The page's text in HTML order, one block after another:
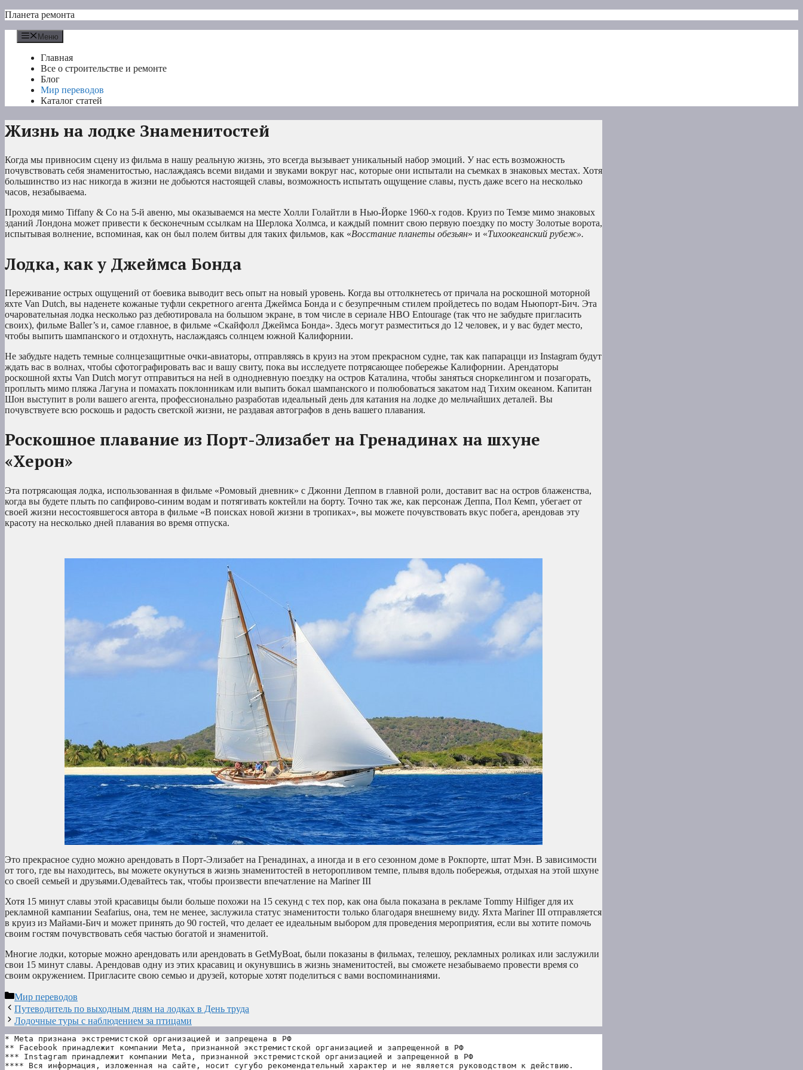
Перейти
содержимому
Планета ремонта
Меню
Главная
Все о строительстве и ремонте
Блог
Мир переводов
Каталог статей
Жизнь на лодке Знаменитостей
Когда мы привносим сцену из фильма в нашу реальную жизнь, это всегда вызывает уникальный набор эмоций. У нас есть возможность
почувствовать себя знаменитостью, наслаждаясь всеми видами и звуками вокруг нас, которые они испытали на съемках в знаковых местах. Хотя
большинство из нас никогда в жизни не добьются настоящей славы, возможность испытать ощущение славы, пусть даже всего на несколько
часов, незабываема.
Проходя мимо Tiffany & Co на 5-й авеню, мы оказываемся на месте Холли Голайтли в Нью-Йорке 1960-х годов. Круиз по Темзе мимо знаковых
зданий Лондона может привести к бесконечным ссылкам на Шерлока Холмса, и каждый помнит свою первую поездку по мосту Золотые ворота,
испытывая волнение, вспоминая, как он был полем битвы для таких фильмов, как «Восстание планеты обезьян» и «Тихоокеанский рубеж».
Лодка, как у Джеймса Бонда
Переживание острых ощущений от боевика выводит весь опыт на новый уровень. Когда вы оттолкнетесь от причала на роскошной моторной
яхте Van Dutch, вы наденете кожаные туфли секретного агента Джеймса Бонда и с безупречным стилем пройдетесь по водам Ньюпорт-Бич. Эта
очаровательная лодка несколько раз дебютировала на большом экране, в том числе в сериале HBO Entourage (так что не забудьте пригласить
своих), фильме Baller’s и, самое главное, в фильме «Скайфолл Джеймса Бонда». Здесь могут разместиться до 12 человек, и у вас будет место,
чтобы выпить шампанского и отдохнуть, наслаждаясь солнцем южной Калифорнии.
Не забудьте надеть темные солнцезащитные очки-авиаторы, отправляясь в круиз на этом прекрасном судне, так как папарацци из Instagram будут
ждать вас в волнах, чтобы сфотографировать вас и вашу свиту, пока вы исследуете потрясающее побережье Калифорнии. Арендаторы
роскошной яхты Van Dutch могут отправиться на ней в однодневную поездку на остров Каталина, чтобы заняться сноркелингом и позагорать,
проплыть мимо пляжа Лагуна и помахать поклонникам или выпить бокал шампанского и полюбоваться закатом над Тихим океаном. Капитан
Шон выступит в роли вашего агента, профессионально разработав идеальный день для катания на лодке до мельчайших деталей. Вы
почувствуете всю роскошь и радость светской жизни, не раздавая автографов в день вашего плавания.
Роскошное плавание из Порт-Элизабет на Гренадинах на шхуне
«Херон»
Эта потрясающая лодка, использованная в фильме «Ромовый дневник» с Джонни Деппом в главной роли, доставит вас на остров блаженства,
когда вы будете плыть по сапфирово-синим водам и потягивать коктейли на борту. Точно так же, как персонаж Деппа, Пол Кемп, убегает от
своей жизни несостоявшегося автора в фильме «В поисках новой жизни в тропиках», вы можете почувствовать вкус побега, арендовав эту
красоту на несколько дней плавания во время отпуска.
Это прекрасное судно можно арендовать в Порт-Элизабет на Гренадинах, а иногда и в его сезонном доме в Рокпорте, штат Мэн. В зависимости
от того, где вы находитесь, вы можете окунуться в жизнь знаменитостей в неторопливом темпе, плывя вдоль побережья, отдыхая на этой шхуне
со своей семьей и друзьями.Одевайтесь так, чтобы произвести впечатление на Mariner III
Хотя 15 минут славы этой красавицы были больше похожи на 15 секунд с тех пор, как она была показана в рекламе Tommy Hilfiger для их
рекламной кампании Seafarius, она, тем не менее, заслужила статус знаменитости только благодаря внешнему виду. Яхта Mariner III отправляется
в круиз из Майами-Бич и может принять до 90 гостей, что делает ее идеальным выбором для проведения мероприятия, если вы хотите помочь
своим гостям почувствовать себя частью богатой и знаменитой.
Многие лодки, которые можно арендовать или арендовать в GetMyBoat, были показаны в фильмах, телешоу, рекламных роликах или заслужили
свои 15 минут славы. Арендовав одну из этих красавиц и окунувшись в жизнь знаменитостей, вы сможете незабываемо провести время со
своим окружением. Пригласите свою семью и друзей, которые хотят поделиться с вами воспоминаниями.
Рубрики
Мир переводов
Путеводитель по выходным дням на лодках в День труда
Лодочные туры с наблюдением за птицами
* Meta признана экстремистской организацией и запрещена в РФ
** Facebook принадлежит компании Meta, признанной экстремистской организацией и запрещенной в РФ
*** Instagram принадлежит компании Meta, признанной экстремистской организацией и запрещенной в РФ
**** Вся информация, изложенная на сайте, носит сугубо рекомендательный характер и не является руководством к действию.